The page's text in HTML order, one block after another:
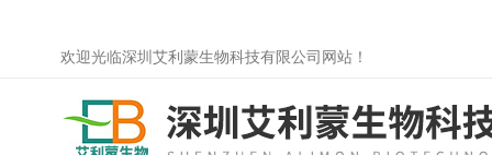
欢迎光临深圳艾利蒙生物科技有限公司网站！